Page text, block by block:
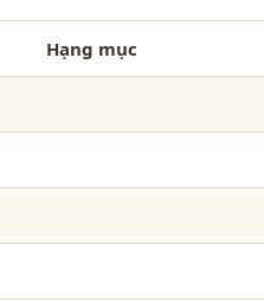
Hạng mục